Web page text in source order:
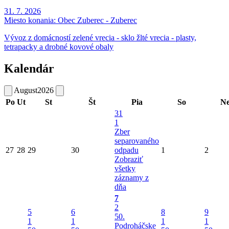
31. 7. 2026
Miesto konania: Obec Zuberec - Zuberec
Vývoz z domácností zelené vrecia - sklo žlté vrecia - plasty,
tetrapacky a drobné kovové obaly
Kalendár
August2026
Po Ut St Št Pia So
27 28 29 30
31
1
Zber
separovaného
odpadu
Zobraziť
všetky
záznamy z
dňa
1 2
5
1
6
1
7
2
50.
Podroháčske
8
1
9
1